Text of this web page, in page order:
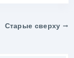
Старые сверху